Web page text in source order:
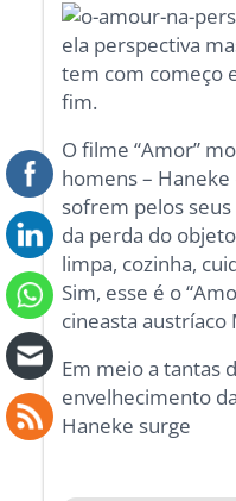
ela perspectiva
tem com começo
fim.
O filme “Amor”
homens –
sofrem pelos
da perda do
limpa, cozinha,
Sim, esse é o
cineasta austríaco
Em meio a tantas
envelhecimento
Haneke surge